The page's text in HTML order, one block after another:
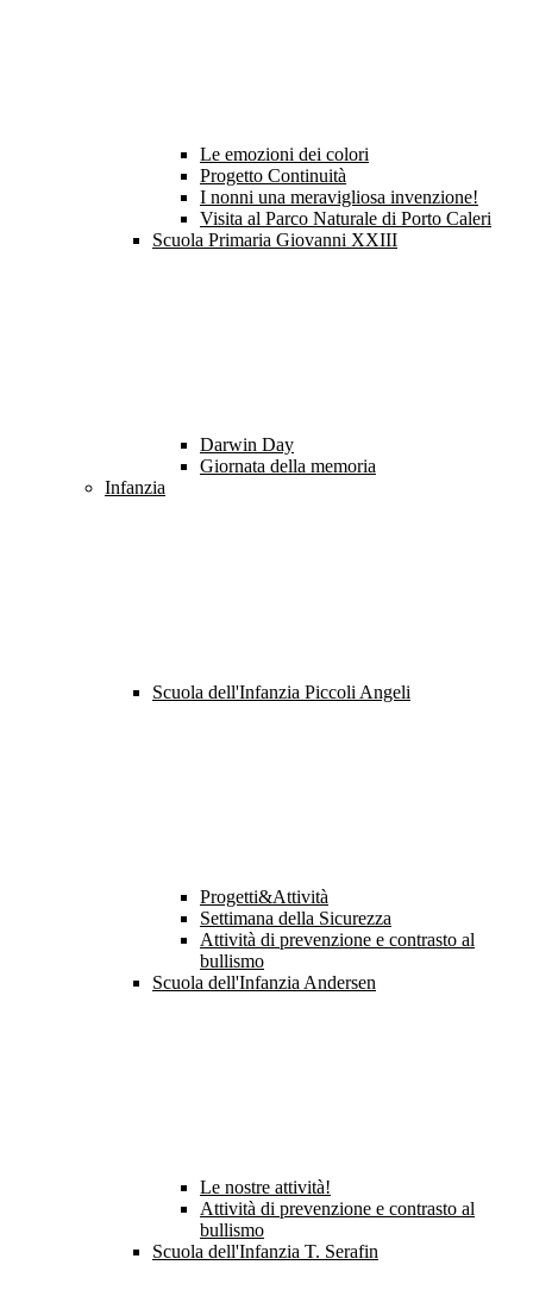
Le emozioni dei colori
Progetto Continuità
I nonni una meravigliosa invenzione!
Visita al Parco Naturale di Porto Caleri
Scuola Primaria Giovanni XXIII
Darwin Day
Giornata della memoria
Infanzia
Scuola dell'Infanzia Piccoli Angeli
Progetti&Attività
Settimana della Sicurezza
Attività di prevenzione e contrasto al
bullismo
Scuola dell'Infanzia Andersen
Le nostre attività!
Attività di prevenzione e contrasto al
bullismo
Scuola dell'Infanzia T. Serafin